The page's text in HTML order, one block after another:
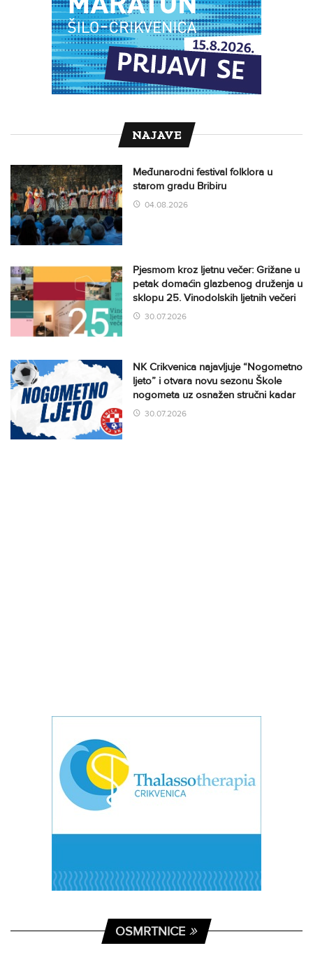
NAJAVE
Međunarodni festival folklora u
starom gradu Bribiru
04.08.2026
Pjesmom kroz ljetnu večer: Grižane u
petak domaćin glazbenog druženja u
sklopu 25. Vinodolskih ljetnih večeri
30.07.2026
NK Crikvenica najavljuje “Nogometno
ljeto” i otvara novu sezonu Škole
nogometa uz osnažen stručni kadar
30.07.2026
OSMRTNICE